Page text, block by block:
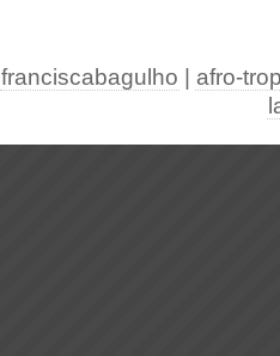
franciscabagulho
afro-